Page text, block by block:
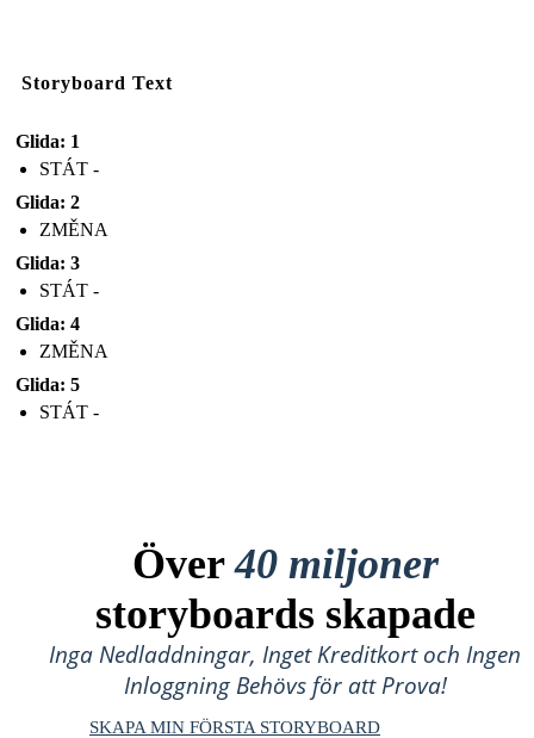
Storyboard Text
Glida: 1
STÁT -
Glida: 2
ZMĚNA
Glida: 3
STÁT -
Glida: 4
ZMĚNA
Glida: 5
STÁT -
Över40 miljoner
storyboards skapade
Inga Nedladdningar, Inget Kreditkort och Ingen
Inloggning Behövs för att Prova!
SKAPA MIN FÖRSTA STORYBOARD